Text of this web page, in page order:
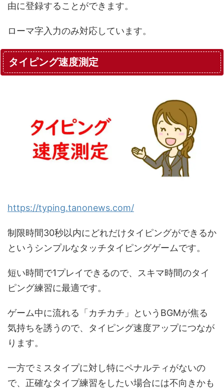
由に登録することができます。
ローマ字入力のみ対応しています。
タイピング速度測定
https://typing.tanonews.com/
制限時間30秒以内にどれだけタイピングができるか
というシンプルなタッチタイピングゲームです。
短い時間で1プレイできるので、スキマ時間のタイ
ピング練習に最適です。
ゲーム中に流れる「カチカチ」というBGMが焦る
気持ちを誘うので、タイピング速度アップにつなが
ります。
一方でミスタイプに対し特にペナルティがないの
で、正確なタイプ練習をしたい場合には不向きかも